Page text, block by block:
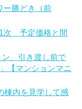
ー勝どき（前
次 予定価格と間
、引き渡し前で
【マンションマニ
棟内を見学して感